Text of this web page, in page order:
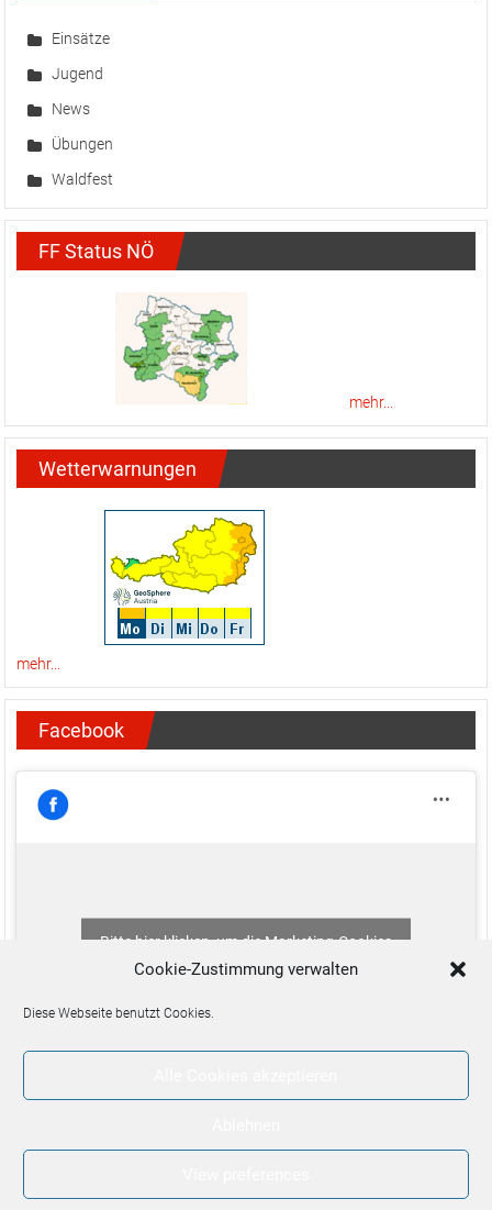
Cookie-Zustimmung verwalten
Diese Webseite benutzt Cookies.
Einsätze
Jugend
News
Übungen
Waldfest
FF Status NÖ
mehr...
Wetterwarnungen
mehr...
Facebook
Bitte hier klicken, um die Marketing-Cookies
zu akzeptieren und diesen Inhalt zu aktivieren
2026 beiFreiwillige Feuerwehr Natschbach. Theme: ColorNews von